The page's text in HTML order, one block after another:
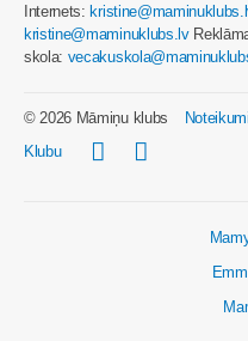
Internets:
kristine@maminuklubs.lv
skola:
© 2026 Māmiņu klubs Noteikumi
Klubu